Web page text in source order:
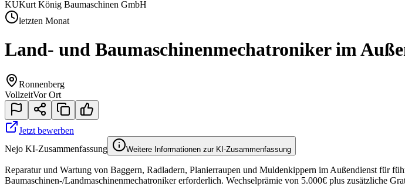
KUKurt König Baumaschinen GmbH
letzten Monat
Land- und Baumaschinenmechatroniker im
Ronnenberg
VollzeitVor Ort
Jetzt bewerben
Nejo KI-Zusammenfassung
Weitere Informationen zur KI-Zusammenfassung
Reparatur und Wartung von Baggern, Radladern, Planierraupen und Muldenkippern im Außendienst für
Baumaschinen-/Landmaschinenmechatroniker erforderlich. Wechselprämie von 5.000€ plus zusätzliche